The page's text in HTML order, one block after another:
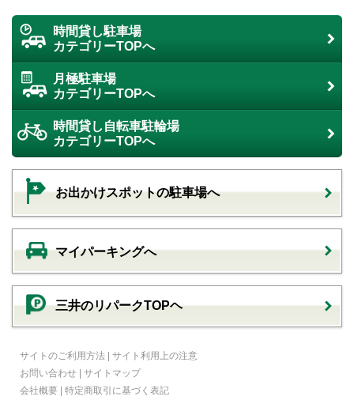
時間貸し駐車場
カテゴリーTOPへ
月極駐車場
カテゴリーTOPへ
時間貸し自転車駐輪場
カテゴリーTOPへ
お出かけスポットの駐車場へ
マイパーキングへ
三井のリパークTOPヘ
サイトのご利用方法 | サイト利用上の注意
お問い合わせ | サイトマップ
会社概要 | 特定商取引に基づく表記